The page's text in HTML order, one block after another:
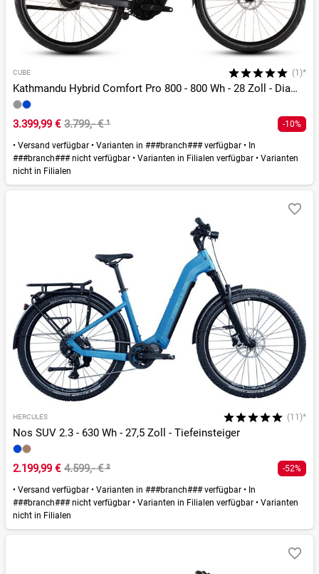
CUBE (1)*
Kathmandu Hybrid Comfort Pro 800 - 800 Wh - 28 Zoll - Diamant - 2026
3.399,99 € 3.799,- €¹ -10%
• Versand verfügbar • Varianten in ###branch### verfügbar • In
###branch### nicht verfügbar • Varianten in Filialen verfügbar • Varianten
nicht in Filialen
HERCULES (11)*
Nos SUV 2.3 - 630 Wh - 27,5 Zoll - Tiefeinsteiger
2.199,99 € 4.599,- €² -52%
• Versand verfügbar • Varianten in ###branch### verfügbar • In
###branch### nicht verfügbar • Varianten in Filialen verfügbar • Varianten
nicht in Filialen